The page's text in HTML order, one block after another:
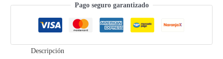
Botones
Pago seguro garantizado
Descripción